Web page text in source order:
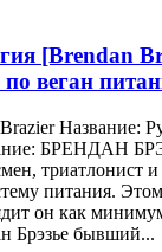
[Brendan
по веган
Название:
БРЕНДАН
триатлонист
питания.
он как
Брэзье бывший...